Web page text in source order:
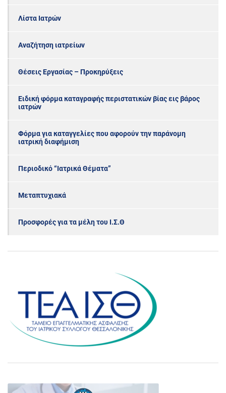
Λίστα Ιατρών
Αναζήτηση ιατρείων
Θέσεις Εργασίας – Προκηρύξεις
Ειδική φόρμα καταγραφής περιστατικών βίας εις βάρος
ιατρών
Φόρμα για καταγγελίες που αφορούν την παράνομη
ιατρική διαφήμιση
Περιοδικό “Ιατρικά Θέματα”
Μεταπτυχιακά
Προσφορές για τα μέλη του Ι.Σ.Θ